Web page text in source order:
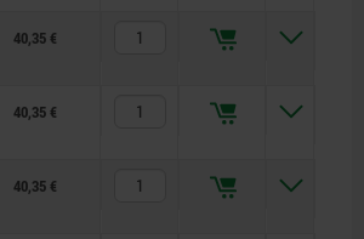
40,35 €
40,35 €
40,35 €